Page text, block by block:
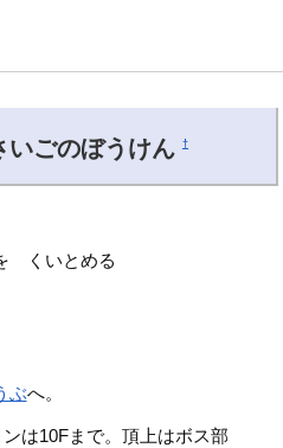
いごのぼうけん†
くいとめる
ぶへ。
は10Fまで。頂上はボス部